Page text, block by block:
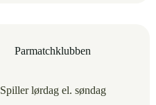
Parmatchklubben
Spiller lørdag el. søndag